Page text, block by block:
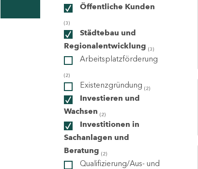
Öffentliche Kunden
(3)
Städtebau und
Regionalentwicklung (3)
Arbeitsplatzförderung
(2)
Existenzgründung (2)
Investieren und
Wachsen (2)
Investitionen in
Sachanlagen und
Beratung (2)
Qualifizierung/Aus- und